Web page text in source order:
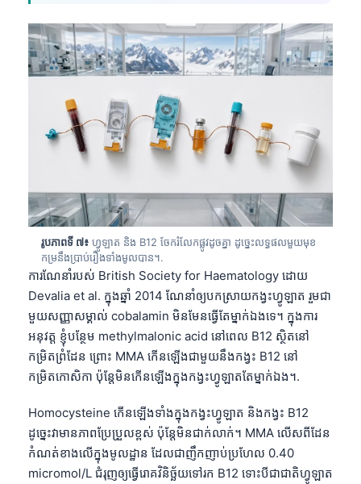
រូបភាពទី ៧៖ ហ្វូឡាត និង B12 ចែករំលែកផ្លូវដូចគ្នា ដូច្នេះលទ្ធផលមួយមុខ
កម្រនឹងប្រាប់រឿងទាំងមូលបាន។.
ការណែនាំរបស់ British Society for Haematology ដោយ
Devalia et al. ក្នុងឆ្នាំ 2014 ណែនាំឲ្យបកស្រាយកង្វះហ្វូឡាត រួមជា
មួយសញ្ញាសម្គាល់ cobalamin មិនមែនធ្វើតែម្នាក់ឯងទេ។ ក្នុងការ
អនុវត្ត ខ្ញុំបន្ថែម methylmalonic acid នៅពេល B12 ស្ថិតនៅ
កម្រិតព្រំដែន ព្រោះ MMA កើនឡើងជាមួយនឹងកង្វះ B12 នៅ
កម្រិតកោសិកា ប៉ុន្តែមិនកើនឡើងក្នុងកង្វះហ្វូឡាតតែម្នាក់ឯង។.
Homocysteine កើនឡើងទាំងក្នុងកង្វះហ្វូឡាត និងកង្វះ B12
ដូច្នេះវាមានភាពប្រែប្រួលខ្ពស់ ប៉ុន្តែមិនជាក់លាក់។ MMA លើសពីដែន
កំណត់ខាងលើក្នុងមូលដ្ឋាន ដែលជាញឹកញាប់ប្រហែល 0.40
micromol/L ជំរុញឲ្យធ្វើរោគវិនិច្ឆ័យទៅរក B12 ទោះបីជាជាតិហ្វូឡាត
Ślōnskŏ gŏdka
Norsk bokmål